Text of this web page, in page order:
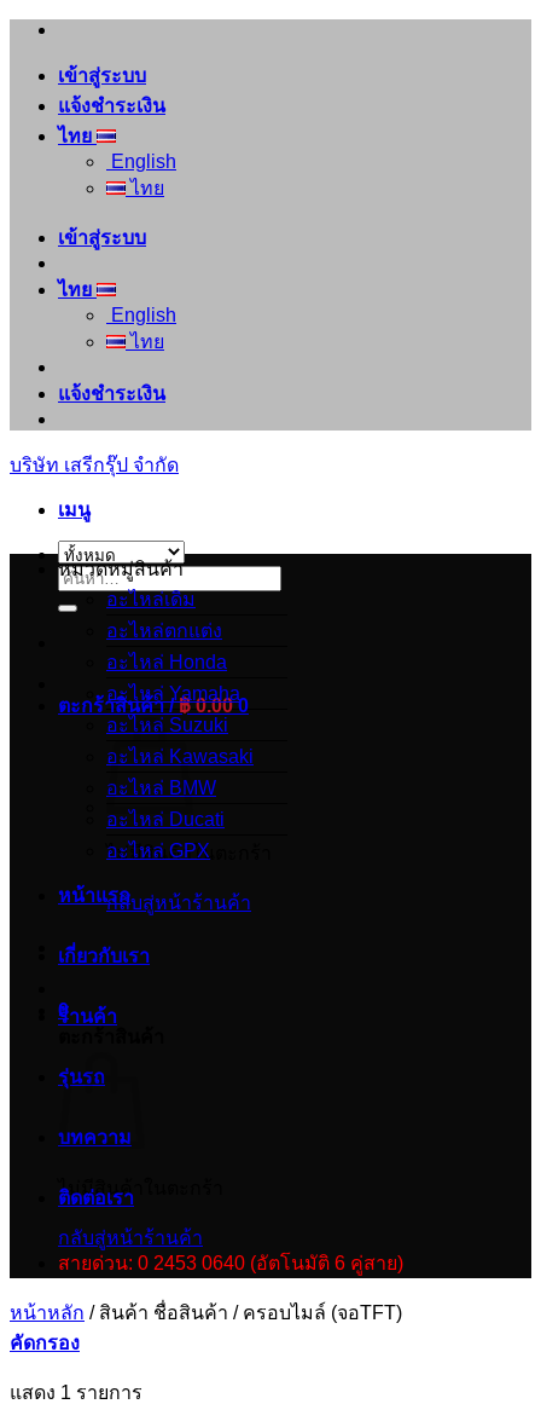
ข้าม
เนื้อหา
เข้าสู่ระบบ
แจ้งชำระเงิน
ไทย
English
ไทย
เข้าสู่ระบบ
ไทย
English
ไทย
แจ้งชำระเงิน
บริษัท เสรีกรุ๊ป จำกัด
เมนู
ค้นหา:
ตะกร้าสินค้า /฿0.00 0
ไม่มีสินค้าในตะกร้า
กลับสู่หน้าร้านค้า
0
ไม่มีสินค้าในตะกร้า
กลับสู่หน้าร้านค้า
หมวดหมู่สินค้า
อะไหล่เดิม
อะไหล่ตกแต่ง
อะไหล่ Honda
อะไหล่ Yamaha
อะไหล่ Suzuki
อะไหล่ Kawasaki
อะไหล่ BMW
อะไหล่ Ducati
อะไหล่ GPX
หน้าแรก
เกี่ยวกับเรา
ร้านค้า
รุ่นรถ
บทความ
ติดต่อเรา
สายด่วน: 0 2453 0640 (อัตโนมัติ 6 คู่สาย)
หน้าหลัก /สินค้า ชื่อสินค้า /ครอบไมล์ (จอTFT)
คัดกรอง
แสดง 1 รายการ